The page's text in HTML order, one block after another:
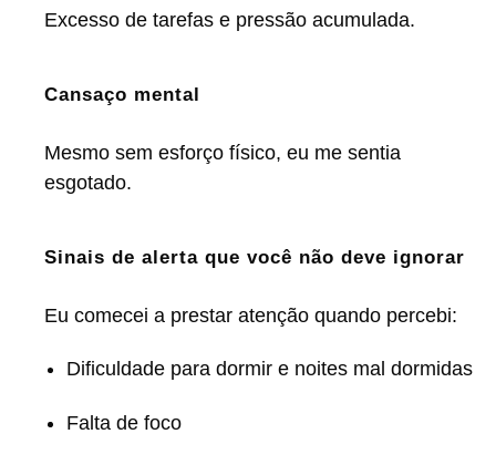
Excesso de tarefas e pressão acumulada.
Cansaço mental
Mesmo sem esforço físico, eu me sentia
esgotado.
Sinais de alerta que você não deve ignorar
Eu comecei a prestar atenção quando percebi:
Dificuldade para dormir e noites mal dormidas
Falta de foco